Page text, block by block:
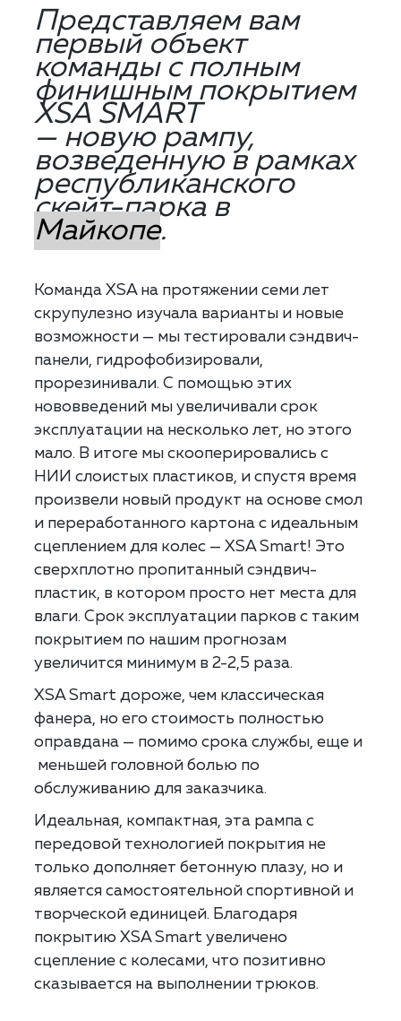
Представляем вам
первый объект
команды с полным
финишным покрытием
XSA SMART
— новую рампу,
возведенную в рамках
республиканского
скейт-парка в
Майкопе.
Команда XSA на протяжении семи лет
скрупулезно изучала варианты и новые
возможности — мы тестировали сэндвич-
панели, гидрофобизировали,
прорезинивали. С помощью этих
нововведений мы увеличивали срок
эксплуатации на несколько лет, но этого
мало. В итоге мы скооперировались с
НИИ слоистых пластиков, и спустя время
произвели новый продукт на основе смол
и переработанного картона с идеальным
сцеплением для колес — XSA Smart! Это
сверхплотно пропитанный сэндвич-
пластик, в котором просто нет места для
влаги. Срок эксплуатации парков с таким
покрытием по нашим прогнозам
увеличится минимум в 2-2,5 раза.
XSA Smart дороже, чем классическая
фанера, но его стоимость полностью
оправдана — помимо срока службы, еще и
меньшей головной болью по
обслуживанию для заказчика.
Идеальная, компактная, эта рампа с
передовой технологией покрытия не
только дополняет бетонную плазу, но и
является самостоятельной спортивной и
творческой единицей. Благодаря
покрытию XSA Smart увеличено
сцепление с колесами, что позитивно
сказывается на выполнении трюков.